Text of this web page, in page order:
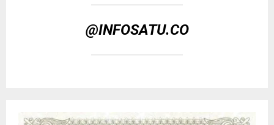
@INFOSATU.CO